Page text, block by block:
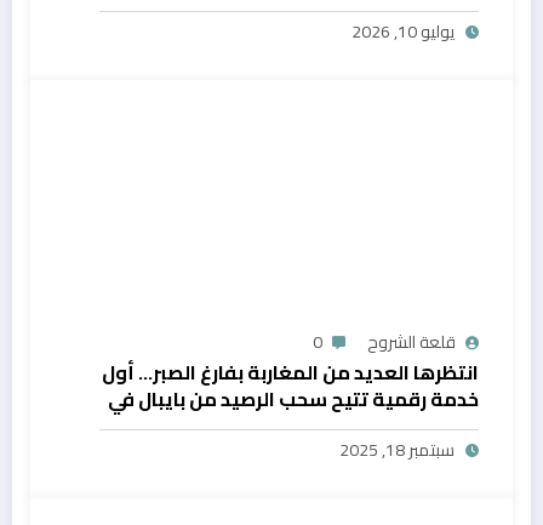
يوليو 10, 2026
قلعة الشروح 0
انتظرها العديد من المغاربة بفارغ الصبر… أول
خدمة رقمية تتيح سحب الرصيد من بايبال في
المغرب
سبتمبر 18, 2025